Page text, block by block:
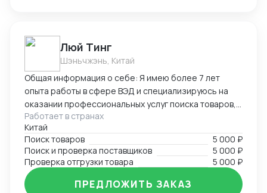
Люй Тинг
Шэньчжэнь, Китай
Общая информация о себе: Я имею более 7 лет
опыта работы в сфере ВЭД и специализируюсь на
оказании профессиональных услуг поиска товаров,
поставщиков и проверке отгрузки в Китае. Мой опыт
и знания в области ВЭД позволяют мне эффективно
справляться с различными задачами, связанными с
международной торговлей. Я стремлюсь к
достижению высоких результатов, обеспечивая
клиентам надежность, точность и качество услуг.
Работает в странах
Китай
Поиск товаров
5 000 ₽
Поиск и проверка поставщиков
5 000 ₽
Проверка отгрузки товара
5 000 ₽
ПРЕДЛОЖИТЬ ЗАКАЗ